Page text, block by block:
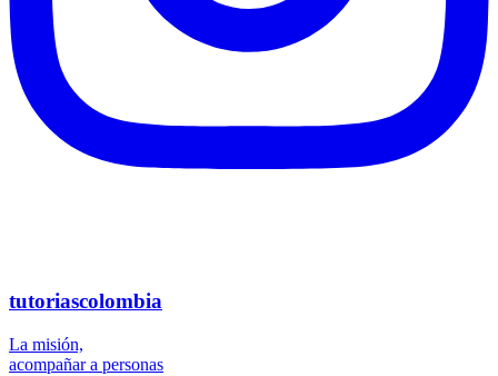
tutoriascolombia
La misión,
acompañar a personas